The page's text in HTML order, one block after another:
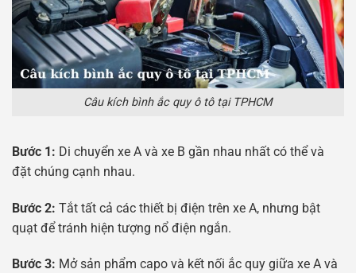
Câu kích bình ắc quy ô tô tại TPHCM
Bước 1: Di chuyển xe A và xe B gần nhau nhất có thể và
đặt chúng cạnh nhau.
Bước 2: Tắt tất cả các thiết bị điện trên xe A, nhưng bật
quạt để tránh hiện tượng nổ điện ngắn.
Bước 3: Mở sản phẩm capo và kết nối ắc quy giữa xe A và